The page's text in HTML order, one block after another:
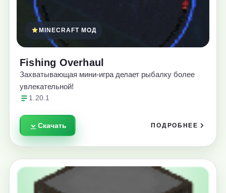
MINECRAFT МОД
Fishing Overhaul
Захватывающая мини-игра делает рыбалку более
увлекательной!
1.20.1
Скачать ПОДРОБНЕЕ